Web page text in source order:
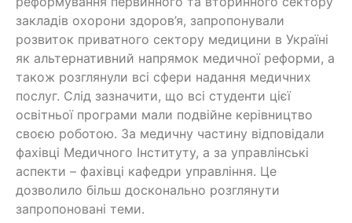
закладів охорони здоров’я, запропонували
розвиток приватного сектору медицини в Україні
як альтернативний напрямок медичної реформи, а
також розглянули всі сфери надання медичних
послуг. Слід зазначити, що всі студенти цієї
освітньої програми мали подвійне керівництво
своєю роботою. За медичну частину відповідали
фахівці Медичного Інституту, а за управлінські
аспекти – фахівці кафедри управління. Це
дозволило більш досконально розглянути
запропоновані теми.